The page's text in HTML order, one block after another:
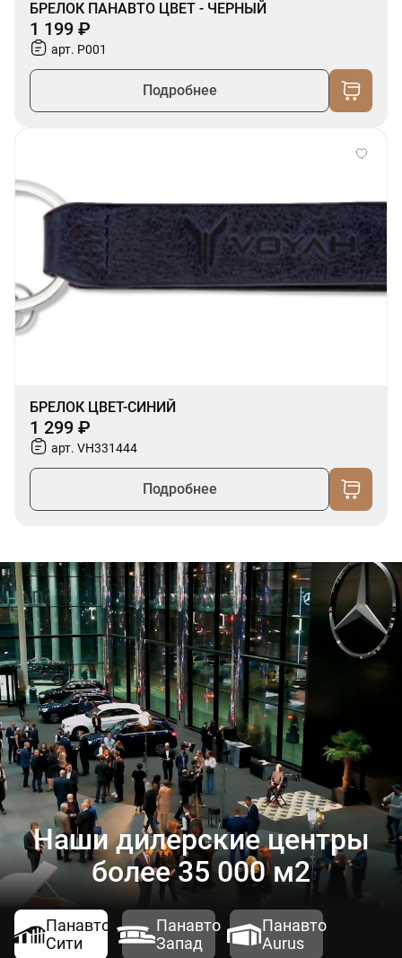
БРЕЛОК ПАНАВТО ЦВЕТ - ЧЕРНЫЙ
1 199 ₽
арт. P001
Подробнее
БРЕЛОК ЦВЕТ-СИНИЙ
1 299 ₽
арт. VH331444
Подробнее
Наши дилерские центры
более 35 000 м2
Панавто
Сити
Панавто
Запад
Панавто
Aurus